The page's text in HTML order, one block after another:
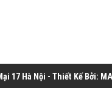
17 Hà Nội - Thiết Kế Bởi: